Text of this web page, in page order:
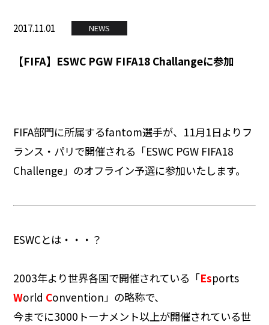
2017.11.01 NEWS
【FIFA】ESWC PGW FIFA18 Challangeに参加
FIFA部門に所属するfantom選手が、11月1日よりフ
ランス・パリで開催される「ESWC PGW FIFA18
Challenge」のオフライン予選に参加いたします。
ESWCとは・・・？
2003年より世界各国で開催されている「Esports
World Convention」の略称で、
今までに3000トーナメント以上が開催されている世